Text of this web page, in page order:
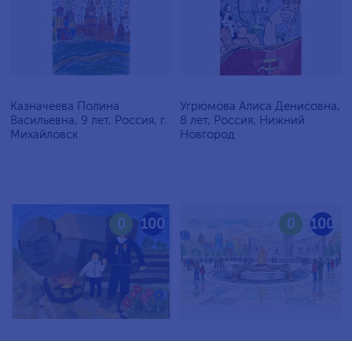
Казначеева Полина
Васильевна, 9 лет, Россия, г.
Михайловск
Угрюмова Алиса Денисовна,
8 лет, Россия, Нижний
Новгород
100
0 100
0